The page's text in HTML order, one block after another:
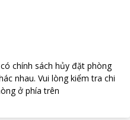
chính sách hủy đặt phòng
nhau. Vui lòng kiểm tra chi
ở phía trên